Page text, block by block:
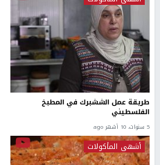
طريقة عمل الششبرك في المطبخ
الفلسطيني
5 سنوات، 10 أشهر ago
أشهى المأكولات